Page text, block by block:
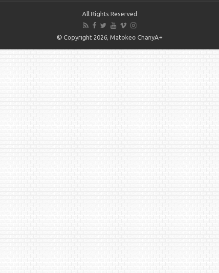
All Rights Reserved
© Copyright 2026, Matokeo ChanyA+